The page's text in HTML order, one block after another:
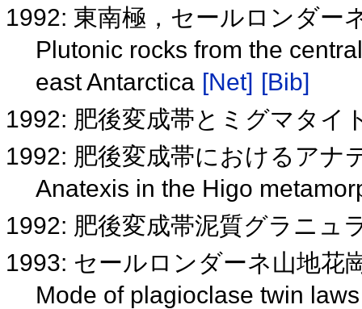
1992: 東南極，セールロンダー
Plutonic rocks from the
east Antarctica [Net] [Bib]
1992: 肥後変成帯とミグマタイ
1992: 肥後変成帯におけるアナ
Anatexis in the Higo
1992: 肥後変成帯泥質グラニュ
1993: セールロンダーネ山地花
Mode of plagioclase twin